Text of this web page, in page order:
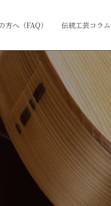
方へ（FAQ） 伝統工芸コラム